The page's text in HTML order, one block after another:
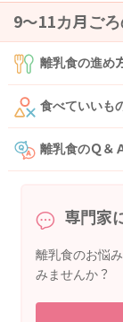
9〜11カ月ご
離乳食の進め
食べていいも
離乳食のＱ＆
専門家
離乳食のお悩
みませんか？